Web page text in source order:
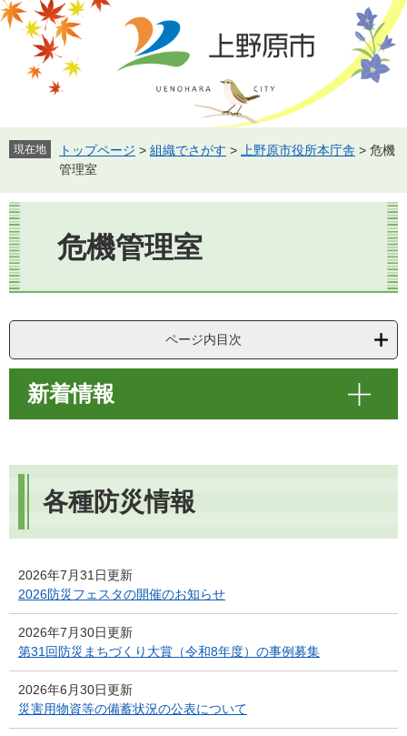
ペ
ー
す。
メ
ニ
し
て
文
へ
現在地 トップページ > 組織でさがす > 上野原市役所本庁舎 > 危機
管理室
本
文
危機管理室
ページ内目次
新着情報
各種防災情報
2026年7月31日更新
2026防災フェスタの開催のお知らせ
2026年7月30日更新
第31回防災まちづくり大賞（令和8年度）の事例募集
2026年6月30日更新
災害用物資等の備蓄状況の公表について